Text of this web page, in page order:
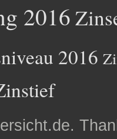
2016
2016
.